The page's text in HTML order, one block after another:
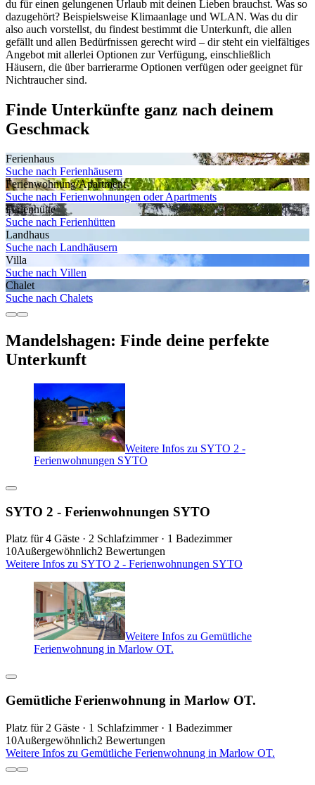
du für einen gelungenen Urlaub mit deinen Lieben brauchst. Was so
dazugehört? Beispielsweise Klimaanlage und WLAN. Was du dir
also auch vorstellst, du findest bestimmt die Unterkunft, die allen
gefällt und allen Bedürfnissen gerecht wird – dir steht ein vielfältiges
Angebot mit allerlei Optionen zur Verfügung, einschließlich
Häusern, die über barrierarme Optionen verfügen oder geeignet für
Nichtraucher sind.
Finde Unterkünfte ganz nach deinem
Geschmack
Ferienhaus
Suche nach Ferienhäusern
Ferienwohnung/Apartment
Suche nach Ferienwohnungen oder Apartments
Ferienhütte
Suche nach Ferienhütten
Landhaus
Suche nach Landhäusern
Villa
Suche nach Villen
Chalet
Suche nach Chalets
Mandelshagen: Finde deine perfekte
Unterkunft
Weitere Infos zu SYTO 2 -
Ferienwohnungen SYTO
SYTO 2 - Ferienwohnungen SYTO
Platz für 4 Gäste · 2 Schlafzimmer · 1 Badezimmer
10Außergewöhnlich2 Bewertungen
Weitere Infos zu SYTO 2 - Ferienwohnungen SYTO
Weitere Infos zu Gemütliche
Ferienwohnung in Marlow OT.
Gemütliche Ferienwohnung in Marlow OT.
Platz für 2 Gäste · 1 Schlafzimmer · 1 Badezimmer
10Außergewöhnlich2 Bewertungen
Weitere Infos zu Gemütliche Ferienwohnung in Marlow OT.